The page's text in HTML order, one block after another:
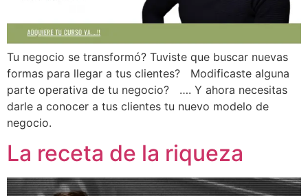
Tu negocio se transformó? Tuviste que buscar nuevas
formas para llegar a tus clientes? Modificaste alguna
parte operativa de tu negocio? …. Y ahora necesitas
darle a conocer a tus clientes tu nuevo modelo de
negocio.
La receta de la riqueza